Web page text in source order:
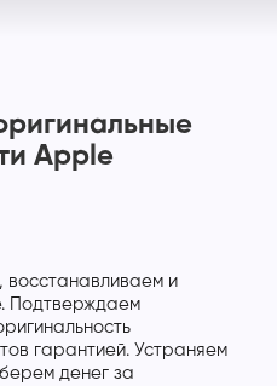
Apple
восстанавливаем и
Подтверждаем
гарантией. Устраняем
денег за